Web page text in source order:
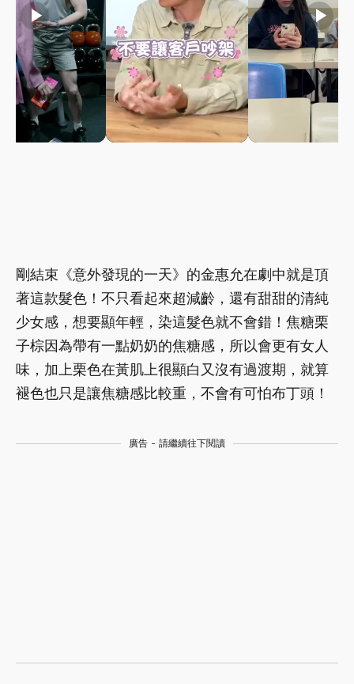
play_arrow play_arrow play_arrow
剛結束《意外發現的一天》的金惠允在劇中就是頂
著這款髮色！不只看起來超減齡，還有甜甜的清純
少女感，想要顯年輕，染這髮色就不會錯！焦糖栗
子棕因為帶有一點奶奶的焦糖感，所以會更有女人
味，加上栗色在黃肌上很顯白又沒有過渡期，就算
褪色也只是讓焦糖感比較重，不會有可怕布丁頭！
廣告 - 請繼續往下閱讀